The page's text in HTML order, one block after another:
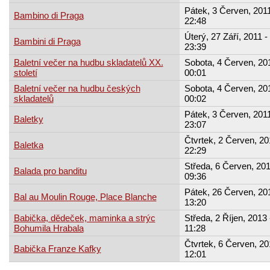
Bambino di Praga
Pátek, 3 Červen,
22:48
Bambini di Praga
Úterý, 27 Září, 2011 -
23:39
Baletní večer na hudbu skladatelů XX.
století
Sobota, 4 Červen,
00:01
Baletní večer na hudbu českých
skladatelů
Sobota, 4 Červen,
00:02
Baletky
Pátek, 3 Červen,
23:07
Baletka
Čtvrtek, 2 Červen,
22:29
Balada pro banditu
Středa, 6 Červen,
09:36
Bal au Moulin Rouge, Place Blanche
Pátek, 26 Červen,
13:20
Babička, dědeček, maminka a strýc
Bohumila Hrabala
Středa, 2 Říjen, 2013
11:28
Babička Franze Kafky
Čtvrtek, 6 Červen,
12:01